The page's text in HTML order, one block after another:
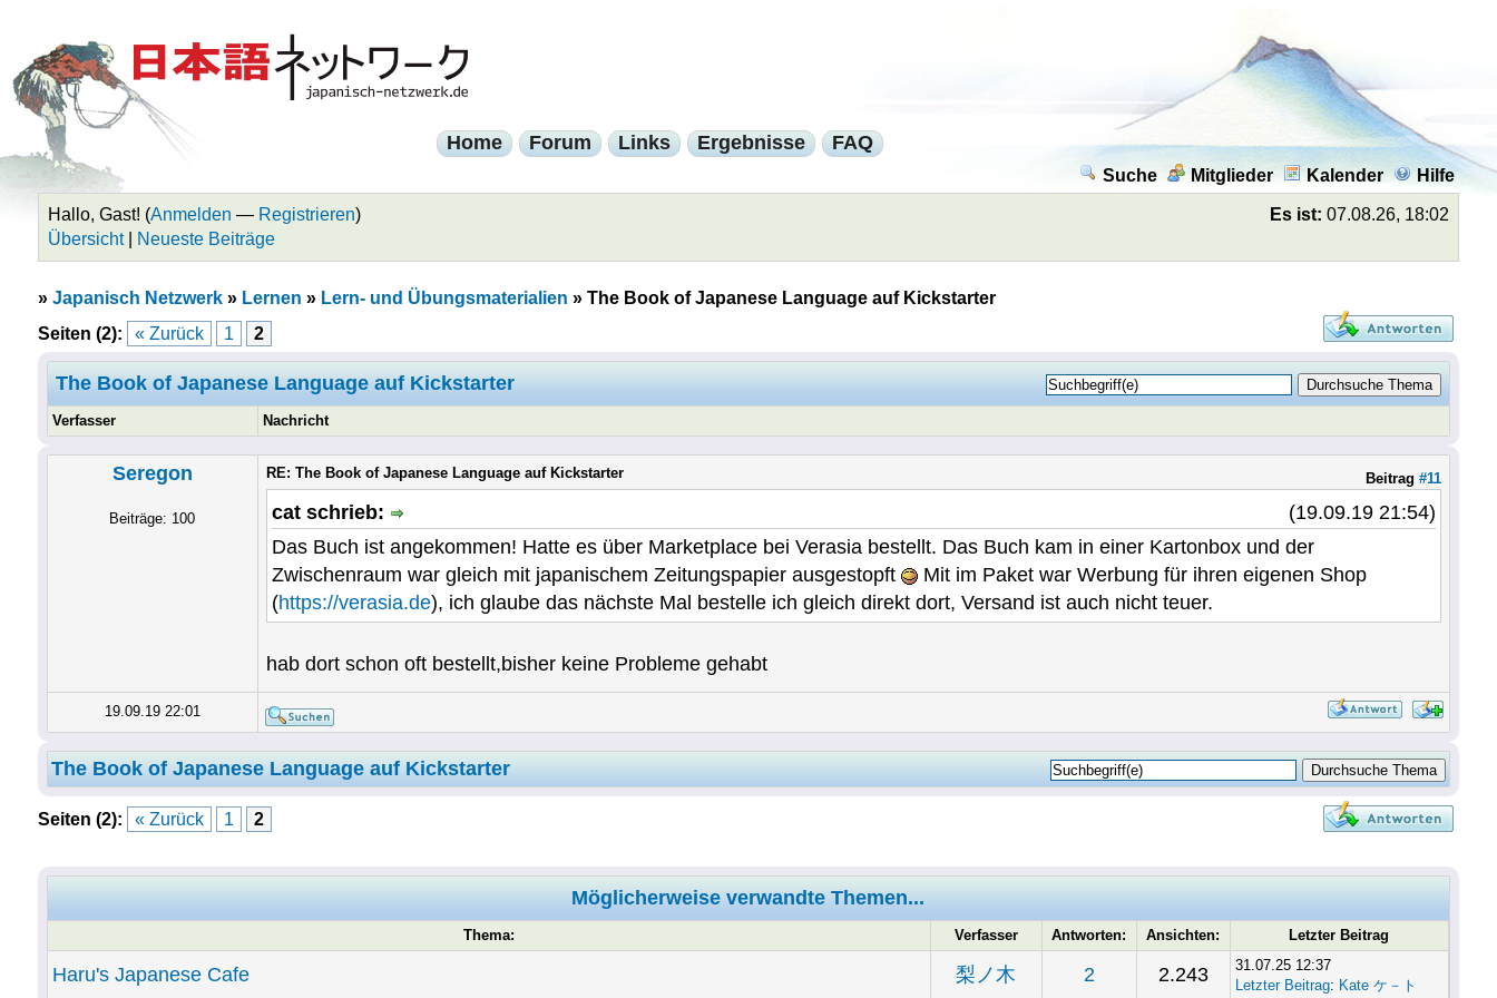
Home Forum Links Ergebnisse FAQ
Suche Mitglieder Kalender Hilfe
Es ist: 07.08.26, 18:02
Hallo, Gast! (Anmelden — Registrieren)
Übersicht| Neueste Beiträge
» Japanisch Netzwerk» Lernen » Lern- und Übungsmaterialien » The Book of Japanese Language auf Kickstarter
Seiten (2):
« Zurück 1 2
The Book of Japanese Language auf Kickstarter
Verfasser Nachricht
Seregon
Beiträge: 100
Beitrag #11
RE: The Book of Japanese Language auf Kickstarter
(19.09.19 21:54)
cat schrieb:
Das Buch ist angekommen! Hatte es über Marketplace bei Verasia bestellt. Das Buch kam in einer Kartonbox und der
Zwischenraum war gleich mit japanischem Zeitungspapier ausgestopft
Mit im Paket war Werbung für ihren eigenen Shop
(https://verasia.de), ich glaube das nächste Mal bestelle ich gleich direkt dort, Versand ist auch nicht teuer.
hab dort schon oft bestellt,bisher keine Probleme gehabt
19.09.19 22:01
The Book of Japanese Language auf Kickstarter
Seiten (2): « Zurück 1 2
Möglicherweise verwandte Themen...
Thema: Verfasser Antworten: Ansichten: Letzter Beitrag
Haru's Japanese Cafe 梨ノ木 2 2.243
31.07.25 12:37
Letzter Beitrag: Kate ケ－ト